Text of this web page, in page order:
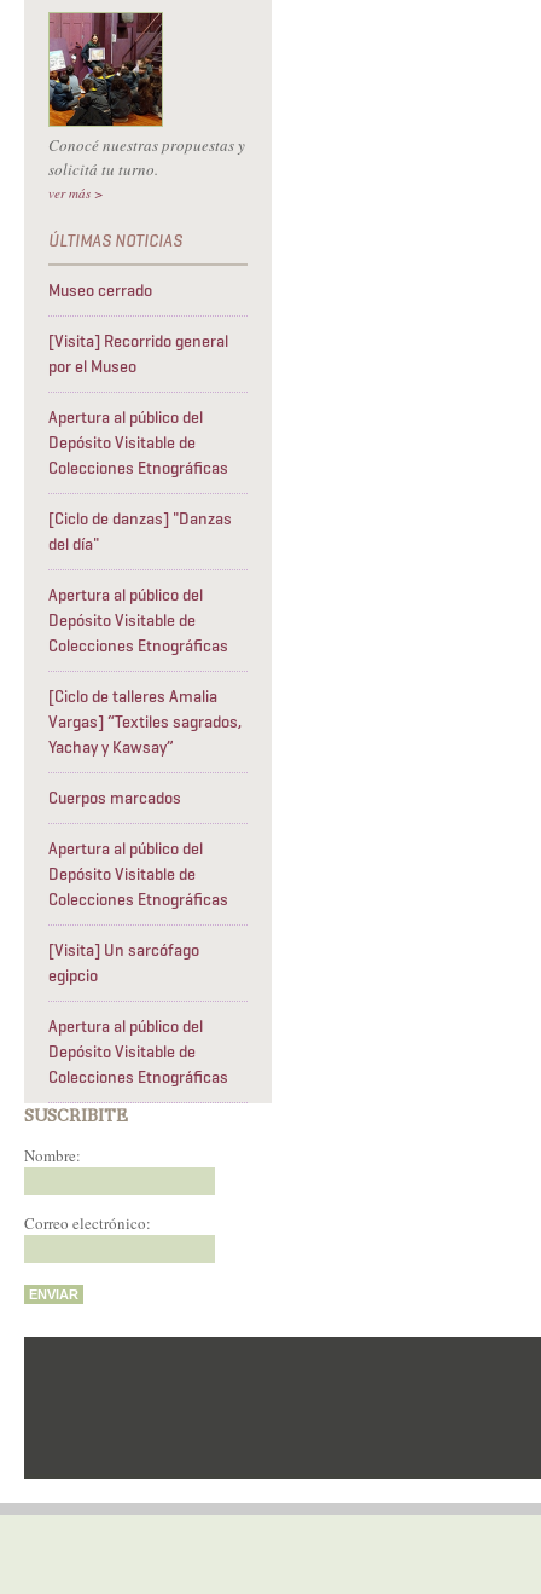
Conocé nuestras propuestas y
solicitá tu turno.
ver más >
Museo cerrado
[Visita] Recorrido general
por el Museo
Apertura al público del
Depósito Visitable de
Colecciones Etnográficas
[Ciclo de danzas] "Danzas
del día"
Apertura al público del
Depósito Visitable de
Colecciones Etnográficas
[Ciclo de talleres Amalia
Vargas] “Textiles sagrados,
Yachay y Kawsay”
Cuerpos marcados
Apertura al público del
Depósito Visitable de
Colecciones Etnográficas
[Visita] Un sarcófago
egipcio
Apertura al público del
Depósito Visitable de
Colecciones Etnográficas
SUSCRIBITE
Nombre:
Correo electrónico: